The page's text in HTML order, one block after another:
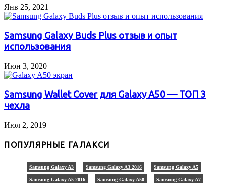
Янв 25, 2021
Samsung Galaxy Buds Plus отзыв и опыт
использования
Июн 3, 2020
Samsung Wallet Cover для Galaxy A50 — ТОП 3
чехла
Июл 2, 2019
ПОПУЛЯРНЫЕ ГАЛАКСИ
Samsung Galaxy A3 Samsung Galaxy A3 2016 Samsung Galaxy A5
Samsung Galaxy A5 2016 Samsung Galaxy A50 Samsung Galaxy A7